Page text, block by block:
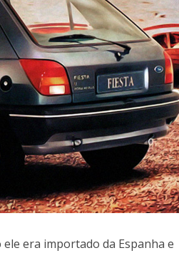
era importado da Espanha e